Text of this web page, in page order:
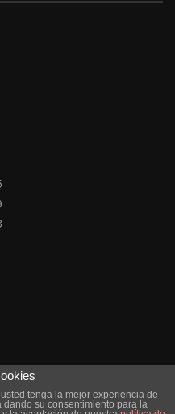
| HOYALDIA - Actualidad
tenga la mejor experiencia de
su consentimiento para la